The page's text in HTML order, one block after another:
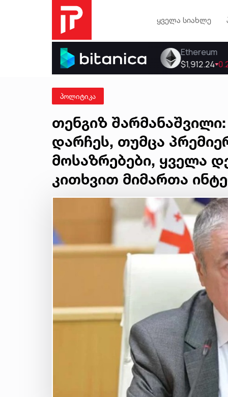
ყველა სიახლე
პოლიტიკა
თენგიზ
დარჩეს, თუმცა
მოსაზრებები, ყველა
კითხვით მიმართა